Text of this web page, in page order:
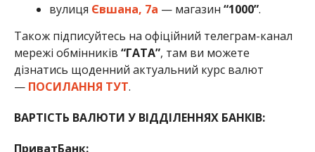
вулиця Євшана, 7а — магазин “1000”.
Також підписуйтесь на офіційний телеграм-канал
мережі обмінників “ГАТА”, там ви можете
дізнатись щоденний актуальний курс валют
— ПОСИЛАННЯ ТУТ.
ВАРТІСТЬ ВАЛЮТИ У ВІДДІЛЕННЯХ БАНКІВ:
ПриватБанк: